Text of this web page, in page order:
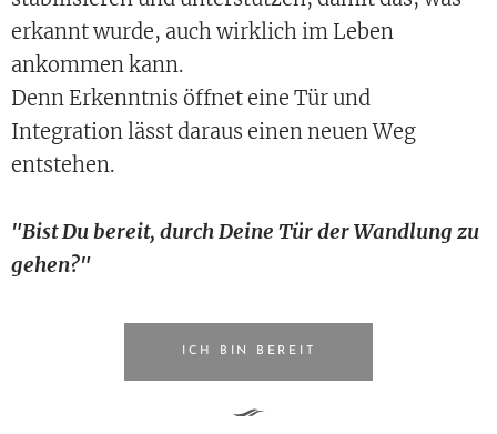
erkannt wurde, auch wirklich im Leben
ankommen kann.
Denn Erkenntnis öffnet eine Tür und
Integration lässt daraus einen neuen Weg
entstehen.
"Bist Du bereit, durch Deine Tür der Wandlung zu
gehen?"
ICH BIN BEREIT